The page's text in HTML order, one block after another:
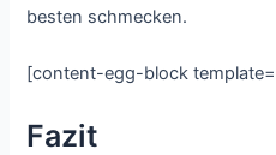
besten schmecken.
[content-egg-block
Fazit